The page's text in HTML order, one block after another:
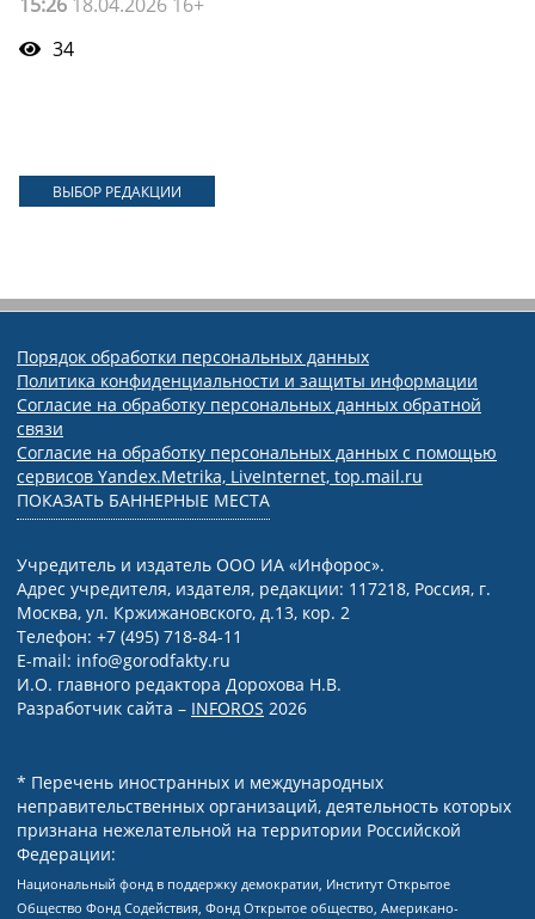
34
ВЫБОР РЕДАКЦИИ
Порядок обработки персональных данных
Политика конфиденциальности и защиты информации
Согласие на обработку персональных данных обратной
связи
Согласие на обработку персональных данных с помощью
сервисов Yandex.Metrika, LiveInternet, top.mail.ru
ПОКАЗАТЬ БАННЕРНЫЕ МЕСТА
Учредитель и издатель ООО ИА «Инфорос».
Адрес учредителя, издателя, редакции: 117218, Россия, г.
Москва, ул. Кржижановского, д.13, кор. 2
Телефон: +7 (495) 718-84-11
E-mail: info@gorodfakty.ru
И.О. главного редактора Дорохова Н.В.
Разработчик сайта – INFOROS 2026
* Перечень иностранных и международных
неправительственных организаций, деятельность которых
признана нежелательной на территории Российской
Федерации:
Национальный фонд в поддержку демократии, Институт Открытое
Общество Фонд Содействия, Фонд Открытое общество, Американо-